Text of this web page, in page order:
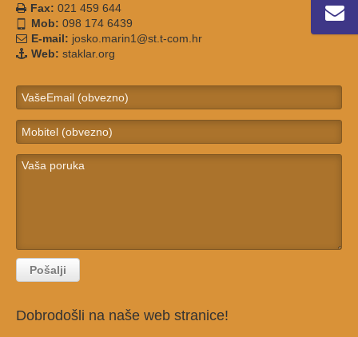
Fax: 021 459 644
Mob: 098 174 6439
E-mail: josko.marin1@st.t-com.hr
Web: staklar.org
Dobrodošli na naše web stranice!